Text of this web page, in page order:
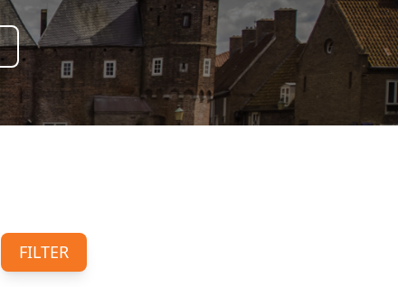
FILTER